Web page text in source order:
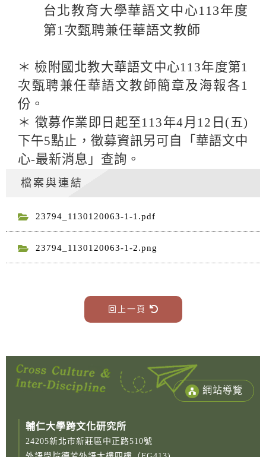
台北教育大學華語文中心113年度
第1次甄聘兼任華語文教師
＊ 檢附國北教大華語文中心113年度第1
次甄聘兼任華語文教師簡章及海報各1
份。
＊ 徵募作業即日起至113年4月12日(五)
下午5點止，徵募資訊另可自「華語文中
心-最新消息」查詢。
檔案與連結
23794_1130120063-1-1.pdf
23794_1130120063-1-2.png
回上一頁
網站導覽
輔仁大學跨文化研究所
24205新北市新莊區中正路510號